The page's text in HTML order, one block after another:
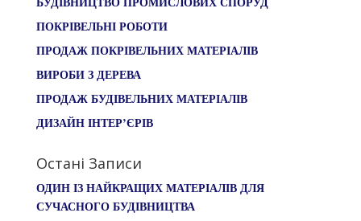
ПОКРІВЕЛЬНІ РОБОТИ
ПРОДАЖ ПОКРІВЕЛЬНИХ МАТЕРІАЛІВ
ВИРОБИ З ДЕРЕВА
ПРОДАЖ БУДІВЕЛЬНИХ МАТЕРІАЛІВ
ДИЗАЙН ІНТЕР’ЄРІВ
Остані Записи
ОДИН ІЗ НАЙКРАЩИХ МАТЕРІАЛІВ ДЛЯ
СУЧАСНОГО БУДІВНИЦТВА